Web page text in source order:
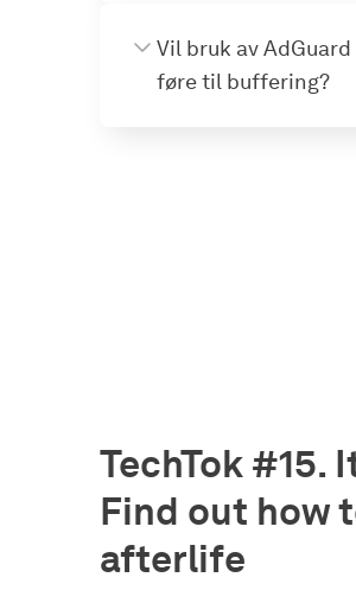
Vil bruk av
føre til buffering?
TechTok #15.
Find out how
afterlife